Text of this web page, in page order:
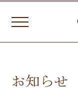
お知らせ